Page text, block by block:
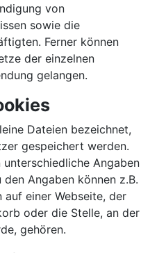
von
sowie die
Ferner können
der einzelnen
gelangen.
Dateien bezeichnet,
gespeichert werden.
Angaben
Angaben können z.B.
auf einer Webseite, der
oder die Stelle, an der
gehören.